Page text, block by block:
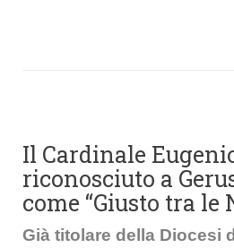
Il Cardinale
riconosciuto a
come “Giusto tra le
Già titolare della Diocesi